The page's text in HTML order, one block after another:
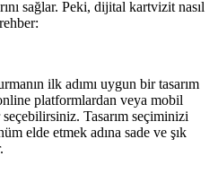
sağlar. Peki, dijital kartvizit nasıl
ilk adımı uygun bir tasarım
platformlardan veya mobil
Tasarım seçiminizi
elde etmek adına sade ve şık